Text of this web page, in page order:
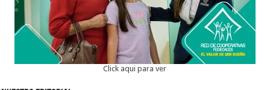
Click aqui para ver